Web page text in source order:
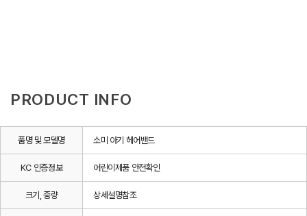
PRODUCT INFO
품명 및 모델명 소미 아기 헤어밴드
KC 인증정보 어린이제품 안전확인
크기, 중량 상세설명참조